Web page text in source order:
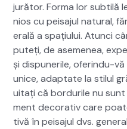
jură­tor. For­ma lor sub­tilă
nios cu peisajul nat­ur­al,
er­ală a spați­u­lui. Atun­ci
puteți, de aseme­nea,
și dis­puner­ile, oferindu-
unice, adap­tate la stilul
uitați că bor­durile nu
ment dec­o­ra­tiv care
tivă în peisajul dvs.